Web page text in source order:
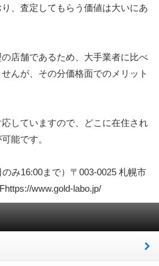
、査定してもらう価値は大いにあ
店舗であるため、大手業者に比べ
んが、その分価格面でのメリット
していますので、どこに在住され
能です。
み16:00まで）〒003-0025 札幌市
www.gold-labo.jp/